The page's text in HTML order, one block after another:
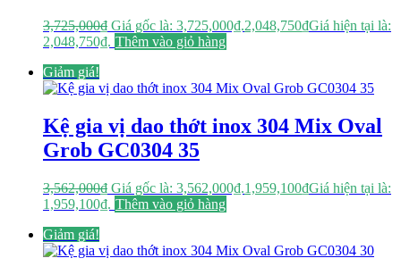
3,725,000₫ Giá gốc là: 3,725,000₫.2,048,750₫Giá hiện tại là:
2,048,750₫. Thêm vào giỏ hàng
Giảm giá!
Kệ gia vị dao thớt inox 304 Mix Oval
Grob GC0304 35
3,562,000₫ Giá gốc là: 3,562,000₫.1,959,100₫Giá hiện tại là:
1,959,100₫. Thêm vào giỏ hàng
Giảm giá!